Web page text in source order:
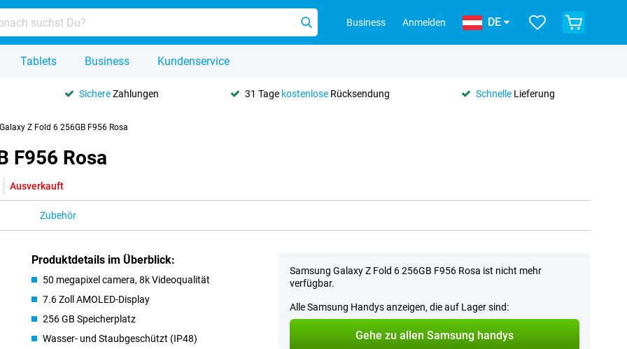
Business Anmelden DE
Tablets Business Kundenservice
SichereZahlungen 31 Tage kostenloseRücksendung SchnelleLieferung
Z Fold 6 256GB F956 Rosa
F956 Rosa
Ausverkauft
Zubehör
Produktdetails im Überblick:
50 megapixel camera, 8k Videoqualität
7.6 Zoll AMOLED-Display
256 GB Speicherplatz
Wasser- und Staubgeschützt (IP48)
Samsung Galaxy Z Fold 6 256GB F956 Rosa ist nicht mehr
verfügbar.
Alle Samsung Handys anzeigen, die auf Lager sind:
Gehe zu allen Samsung handys